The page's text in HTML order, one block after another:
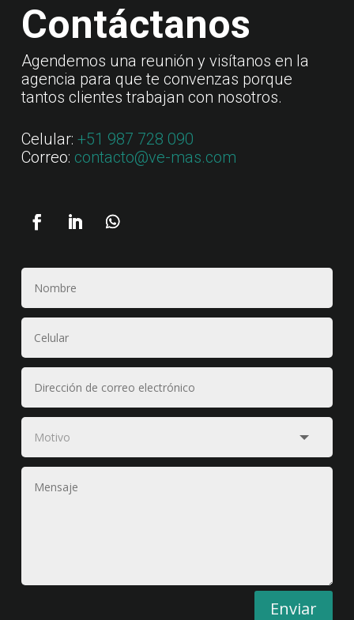
Contáctanos
Agendemos una reunión y visítanos en la
agencia para que te convenzas porque
tantos clientes trabajan con nosotros.
Celular: +51 987 728 090
Correo: contacto@ve-mas.com
Enviar